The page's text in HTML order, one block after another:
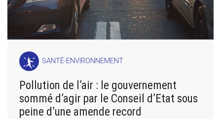
SANTÉ-ENVIRONNEMENT
Pollution de l’air : le gouvernement
sommé d’agir par le Conseil d’Etat sous
peine d’une amende record